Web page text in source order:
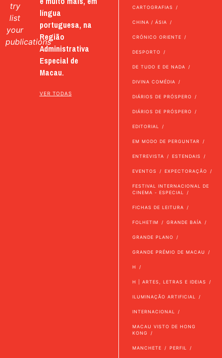
try
list
your
publications
língua
portuguesa, na
Região
Administrativa
Especial de
Macau.
VER TODAS
CARTOGRAFIAS
CHINA / ÁSIA
CRÓNICO ORIENTE
DESPORTO
DE TUDO E DE NADA
DIVINA COMÉDIA
DIÁRIOS DE PRÓSPERO
DIÁRIOS DE PRÓSPERO
EDITORIAL
EM MODO DE PERGUNTAR
ENTREVISTA ESTENDAIS
EVENTOS EXPECTORAÇÃO
FESTIVAL INTERNACIONAL DE
CINEMA - ESPECIAL
FICHAS DE LEITURA
FOLHETIM GRANDE BAÍA
GRANDE PLANO
GRANDE PRÉMIO DE MACAU
H
H | ARTES, LETRAS E IDEIAS
ILUMINAÇÃO ARTIFICIAL
INTERNACIONAL
MACAU VISTO DE HONG
KONG
MANCHETE PERFIL